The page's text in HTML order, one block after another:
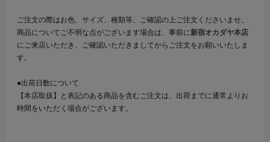
ご注文の際はお色、サイズ、種類等、ご確認の上ご注文くださいませ。
商品についてご不明な点がございます場合は、事前に新宿オカダヤ本店
にご来店いただき、ご確認いただきましてからご注文をお願いいたしま
す。
●出荷日数について
【本店取扱】と表記のある商品を含むご注文は、出荷までに通常よりお
時間をいただく場合がございます。